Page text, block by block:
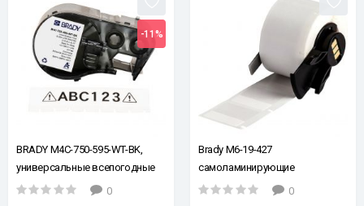
-11%
BRADY M4C-750-595-WT-BK,
универсальные всепогодные
этикетки, непрерывная лента:
0
Brady M6-19-427
самоламинирующие
виниловые этикетки, 25,40 мм
0